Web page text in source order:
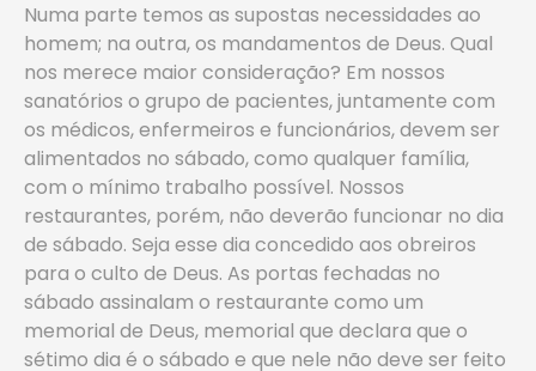
Numa parte temos as supostas necessidades ao
homem; na outra, os mandamentos de Deus. Qual
nos merece maior consideração? Em nossos
sanatórios o grupo de pacientes, juntamente com
os médicos, enfermeiros e funcionários, devem ser
alimentados no sábado, como qualquer família,
com o mínimo trabalho possível. Nossos
restaurantes, porém, não deverão funcionar no dia
de sábado. Seja esse dia concedido aos obreiros
para o culto de Deus. As portas fechadas no
sábado assinalam o restaurante como um
memorial de Deus, memorial que declara que o
sétimo dia é o sábado e que nele não deve ser feito